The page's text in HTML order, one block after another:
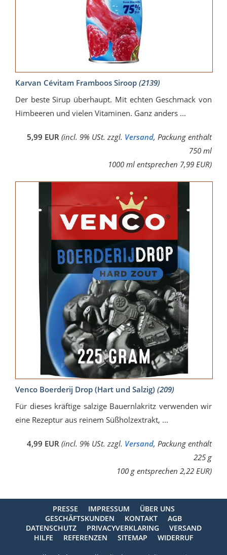
Karvan Cévitam Framboos Siroop (2139)
Der beste Sirup überhaupt. Mit echten Geschmack von
Himbeeren und vielen Vitaminen. Ganz anders ...
5,99 EUR (incl. 9% USt. zzgl. Versand, Packung enthält
750 ml
1000 ml entsprechen 7,99 EUR)
Venco Boerderij Drop (Hart und Salzig) (209)
Für dieses kräftige salzige Bauernlakritz verwenden wir
eine Rezeptur aus reinem Süßholzextrakt, ...
4,99 EUR (incl. 9% USt. zzgl. Versand, Packung enthält
225 g
100 g entsprechen 2,22 EUR)
PRESSE IMPRESSUM
ÜBER UNS
GESCHÄFTSKUNDEN
KONTAKT
AGB
DATENSCHUTZ
PRIVACYVERKLARING
VERSAND
HILFE
REFERENZEN SITEMAP WIDERRUF